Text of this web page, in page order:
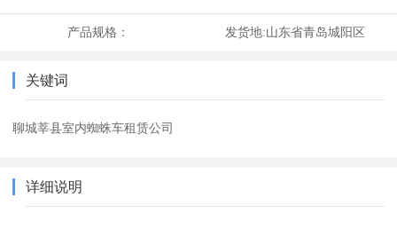
产品规格： 发货地:山东省青岛城阳区
关键词
聊城莘县室内蜘蛛车租赁公司
详细说明